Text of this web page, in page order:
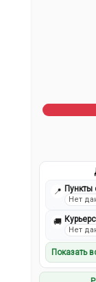
📍
Нет
🚚
Нет
Показать